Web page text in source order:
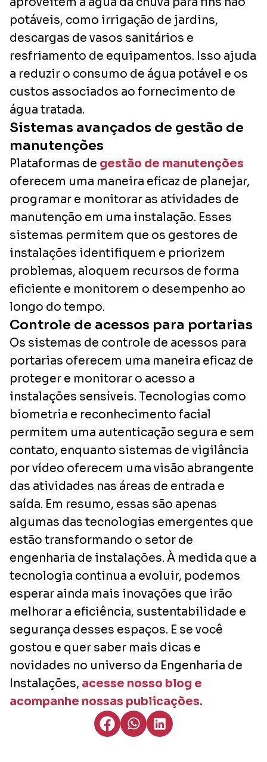
potáveis, como irrigação de jardins,
descargas de vasos sanitários e
resfriamento de equipamentos. Isso ajuda
a reduzir o consumo de água potável e os
custos associados ao fornecimento de
água tratada.
Sistemas avançados de gestão de
manutenções
Plataformas de gestão de manutenções
oferecem uma maneira eficaz de planejar,
programar e monitorar as atividades de
manutenção em uma instalação. Esses
sistemas permitem que os gestores de
instalações identifiquem e priorizem
problemas, aloquem recursos de forma
eficiente e monitorem o desempenho ao
longo do tempo.
Controle de acessos para portarias
Os sistemas de controle de acessos para
portarias oferecem uma maneira eficaz de
proteger e monitorar o acesso a
instalações sensíveis. Tecnologias como
biometria e reconhecimento facial
permitem uma autenticação segura e sem
contato, enquanto sistemas de vigilância
por vídeo oferecem uma visão abrangente
das atividades nas áreas de entrada e
saída. Em resumo, essas são apenas
algumas das tecnologias emergentes que
estão transformando o setor de
engenharia de instalações. À medida que a
tecnologia continua a evoluir, podemos
esperar ainda mais inovações que irão
melhorar a eficiência, sustentabilidade e
segurança desses espaços. E se você
gostou e quer saber mais dicas e
novidades no universo da Engenharia de
Instalações, acesse nosso blog e
acompanhe nossas publicações.